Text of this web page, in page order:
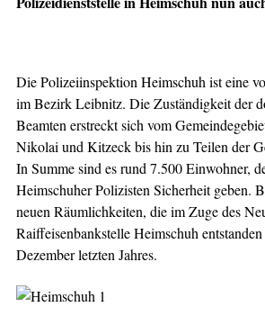
Die Polizeiinspektion Heimschuh ist eine
im Bezirk Leibnitz. Die Zuständigkeit der
Beamten erstreckt sich vom
Nikolai und Kitzeck bis hin zu Teilen der
In Summe sind es rund 7.500 Einwohner,
Heimschuher Polizisten Sicherheit geben.
neuen Räumlichkeiten, die im Zuge des
Raiffeisenbankstelle Heimschuh
Dezember letzten Jahres.